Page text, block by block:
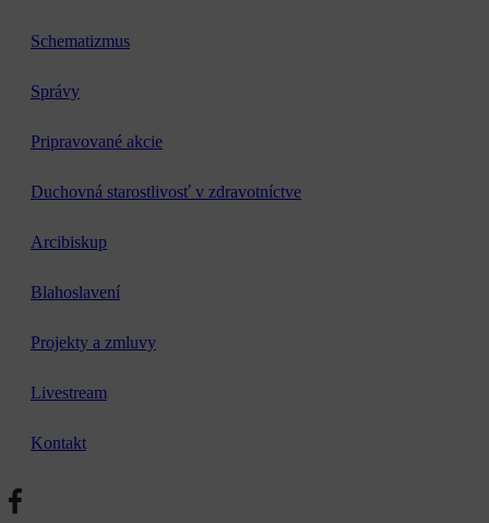
Schematizmus
Správy
Pripravované akcie
Duchovná starostlivosť v zdravotníctve
Arcibiskup
Blahoslavení
Projekty a zmluvy
Livestream
Kontakt